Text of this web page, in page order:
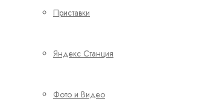
Приставки
Яндекс Станция
Фото и Видео